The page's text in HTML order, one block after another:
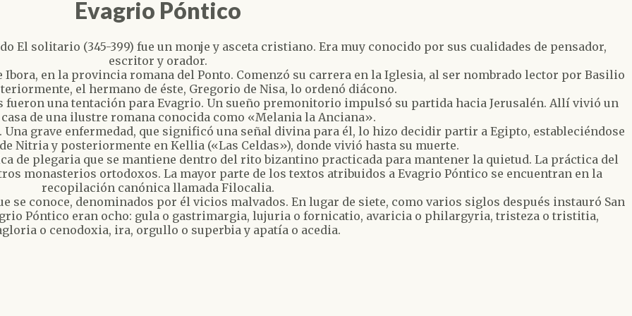
Evagrio Póntico
El solitario (345-399) fue un monje y asceta cristiano. Era muy conocido por sus cualidades de pensador,
escritor y orador.
en la provincia romana del Ponto. Comenzó su carrera en la Iglesia, al ser nombrado lector por Basilio
el hermano de éste, Gregorio de Nisa, lo ordenó diácono.
fueron una tentación para Evagrio. Un sueño premonitorio impulsó su partida hacia Jerusalén. Allí vivió un
de una ilustre romana conocida como «Melania la Anciana».
grave enfermedad, que significó una señal divina para él, lo hizo decidir partir a Egipto, estableciéndose
Nitria y posteriormente en Kellia («Las Celdas»), donde vivió hasta su muerte.
de plegaria que se mantiene dentro del rito bizantino practicada para mantener la quietud. La práctica del
monasterios ortodoxos. La mayor parte de los textos atribuidos a Evagrio Póntico se encuentran en la
recopilación canónica llamada Filocalia.
se conoce, denominados por él vicios malvados. En lugar de siete, como varios siglos después instauró San
Póntico eran ocho: gula o gastrimargia, lujuria o fornicatio, avaricia o philargyria, tristeza o tristitia,
o cenodoxia, ira, orgullo o superbia y apatía o acedia.